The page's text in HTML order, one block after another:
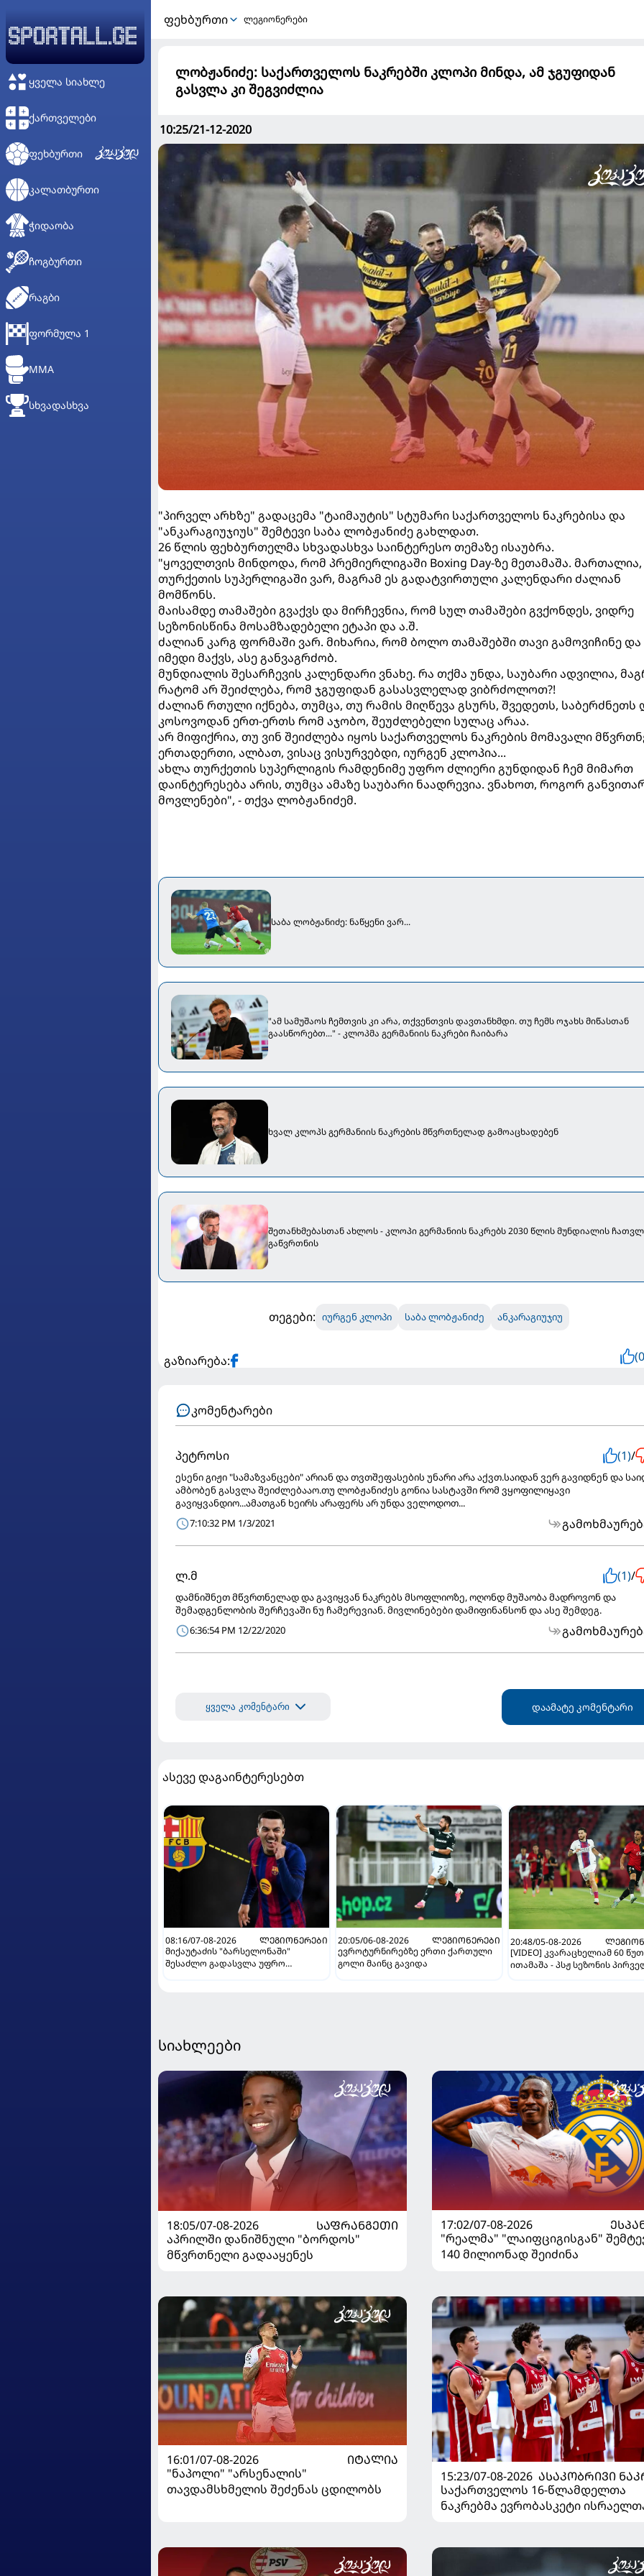
ᲧᲕᲔᲚᲐ ᲡᲘᲐᲮᲚᲔ
ᲥᲐᲠᲗᲕᲔᲚᲔᲑᲘ
ᲤᲔᲮᲑᲣᲠᲗᲘ
ᲙᲐᲚᲐᲗᲑᲣᲠᲗᲘ
ᲭᲘᲓᲐᲝᲑᲐ
ᲩᲝᲒᲑᲣᲠᲗᲘ
ᲠᲐᲒᲑᲘ
ᲤᲝᲠᲛᲣᲚᲐ 1
MMA
ᲡᲮᲕᲐᲓᲐᲡᲮᲕᲐ
ᲤᲔᲮᲑᲣᲠᲗᲘ ლეგიონერები
ლობჟანიძე: საქართველოს ნაკრებში კლოპი მინდა, ამ ჯგუფიდან
გასვლა კი შეგვიძლია
10:25/21-12-2020
"პირველ არხზე" გადაცემა "ტაიმაუტის" სტუმარი საქართველოს ნაკრებისა და
"ანკარაგიუჯიუს" შემტევი საბა ლობჟანიძე გახლდათ.
26 წლის ფეხბურთელმა სხვადასხვა საინტერესო თემაზე ისაუბრა.
"ყოველთვის მინდოდა, რომ პრემიერლიგაში Boxing Day-ზე მეთამაშა. მართალია,
თურქეთის სუპერლიგაში ვარ, მაგრამ ეს გადატვირთული კალენდარი ძალიან
მომწონს.
მაისამდე თამაშები გვაქვს და მირჩევნია, რომ სულ თამაშები გვქონდეს, ვიდრე
სეზონისწინა მოსამზადებელი ეტაპი და ა.შ.
ძალიან კარგ ფორმაში ვარ. მიხარია, რომ ბოლო თამაშებში თავი გამოვიჩინე და
იმედი მაქვს, ასე განვაგრძობ.
მუნდიალის შესარჩევის კალენდარი ვნახე. რა თქმა უნდა, საუბარი ადვილია,
რატომ არ შეიძლება, რომ ჯგუფიდან გასასვლელად ვიბრძოლოთ?!
ძალიან რთული იქნება, თუმცა, თუ რამის მიღწევა გსურს, შვედეთს, საბერძნეთს
კოსოვოდან ერთ-ერთს რომ აჯობო, შეუძლებელი სულაც არაა.
არ მიფიქრია, თუ ვინ შეიძლება იყოს საქართველოს ნაკრების მომავალი
ერთადერთი, ალბათ, ვისაც ვისურვებდი, იურგენ კლოპია...
ახლა თურქეთის სუპერლიგის რამდენიმე უფრო ძლიერი გუნდიდან ჩემ მიმართ
დაინტერესება არის, თუმცა ამაზე საუბარი ნაადრევია. ვნახოთ, როგორ
მოვლენები", - თქვა ლობჟანიძემ.
საბა ლობჟანიძე: ნაწყენი ვარ...
"ამ სამუშაოს ჩემთვის კი არა, თქვენთვის დავთანხმდი. თუ ჩემს ოჯახს მიწასთან
გაასწორებთ..." - კლოპმა გერმანიის ნაკრები ჩაიბარა
ხვალ კლოპს გერმანიის ნაკრების მწვრთნელად გამოაცხადებენ
შეთანხმებასთან ახლოს - კლოპი გერმანიის ნაკრებს 2030 წლის მუნდიალის
გაწვრთნის
თეგები: იურგენ კლოპი საბა ლობჟანიძე ანკარაგიუჯიუ
გაზიარება:
კომენტარები
პეტროსი (1)/
ესენი გიჟი "სამაზვანცები" არიან და თვთშეფასების უნარი არა აქვთ.საიდან ვერ გავიდნენ და
ამბობენ გასვლა შეიძლებააო.თუ ლობჟანიძეს გონია სასტავში რომ ვყოფილიყავი
გავიყვანდიო...ამათგან ხეირს არაფერს არ უნდა ველოდოთ...
7:10:32 PM 1/3/2021
ლ.მ (1)/
დამნიშნეთ მწვრთნელად და გავიყვან ნაკრებს მსოფლიოზე, ოღონდ მუშაობა მადროვონ და
შემადგენლობის შერჩევაში ნუ ჩამერევიან. მივლინებები დამიფინანსონ და ასე შემდეგ.
6:36:54 PM 12/22/2020
ყველა კომენტარი დაამატე კომენტარი
ასევე დაგაინტერესებთ
08:16/07-08-2026
ᲚᲔᲒᲘᲝᲜᲔᲠᲔᲑᲘ
მიქაუტაძის "ბარსელონაში"
შესაძლო გადასვლა უფრო
20:05/06-08-2026
ᲚᲔᲒᲘᲝᲜᲔᲠᲔᲑᲘ
ევროტურნირებზე ერთი ქართული
გოლი მაინც გავიდა
20:48/05-08-2026
[VIDEO] კვარაცხელიამ 60
ითამაშა - პსჟ სეზონის
სიახლეები
18:05/07-08-2026
ᲡᲐᲤᲠᲐᲜᲒᲔᲗᲘ
აპრილში დანიშნული "ბორდოს"
მწვრთნელი გადააყენეს
17:02/07-08-2026
"რეალმა" "ლაიფციგისგან"
140 მილიონად შეიძინა
16:01/07-08-2026
ᲘᲢᲐᲚᲘᲐ
"ნაპოლი" "არსენალის"
თავდამსხმელის შეძენას ცდილობს
15:23/07-08-2026 ᲐᲡᲐᲙᲝᲑᲠᲘᲕᲘ
საქართველოს 16-წლამდელთა
ნაკრებმა ევრობასკეტი